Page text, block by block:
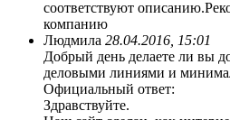
соответствуют
компанию
Людмила 28.04.2016, 15:01
Добрый день делаете ли вы
деловыми линиями и
Официальный ответ:
Здравствуйте.